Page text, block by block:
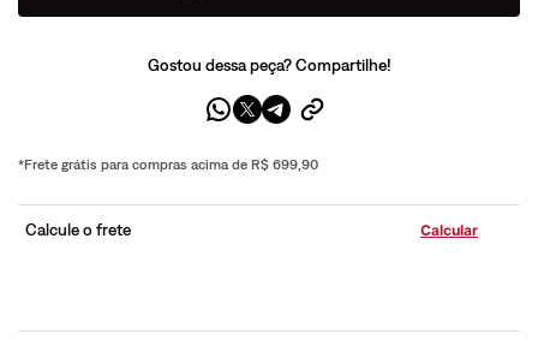
Gostou dessa peça? Compartilhe!
*Frete grátis para compras acima de R$ 699,90
Calcule o frete